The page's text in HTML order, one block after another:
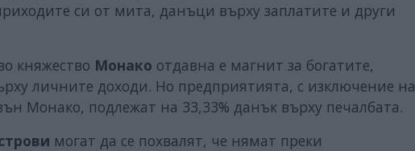
си от мита, данъци върху заплатите и други
княжество Монако отдавна е магнит за богатите,
личните доходи. Но предприятията, с изключение на
Монако, подлежат на 33,33% данък върху печалбата.
могат да се похвалят, че нямат преки